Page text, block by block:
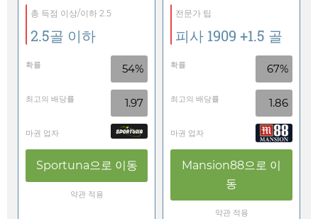
총 득점 이상/이하 2.5
2.5골 이하
확률 54%
최고의 배당률 1.97
마권 업자
Sportuna으로 이동
약관 적용
전문가 팁
피사 1909 +1.5 골
확률 67%
최고의 배당률 1.86
마권 업자
Mansion88으로 이
동
약관 적용